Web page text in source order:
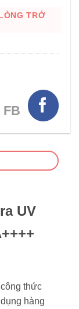
TRỞ
FB
UV
thức
hàng